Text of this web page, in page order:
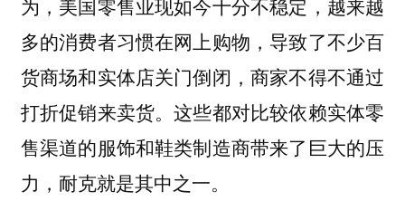
多的消费者习惯在网上购物，导致了不少百
货商场和实体店关门倒闭，商家不得不通过
打折促销来卖货。这些都对比较依赖实体零
售渠道的服饰和鞋类制造商带来了巨大的压
力，耐克就是其中之一。